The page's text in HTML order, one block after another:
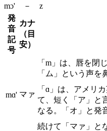
mɔ' － z
発
音
記
号
カナ
（目
安）
mɑ' マァ
「m」は、唇を閉
「ム」という声を
「ɑ」は、アメリ
て、短く「ア」と
なる。「オ」と発
続けて「マァ」と